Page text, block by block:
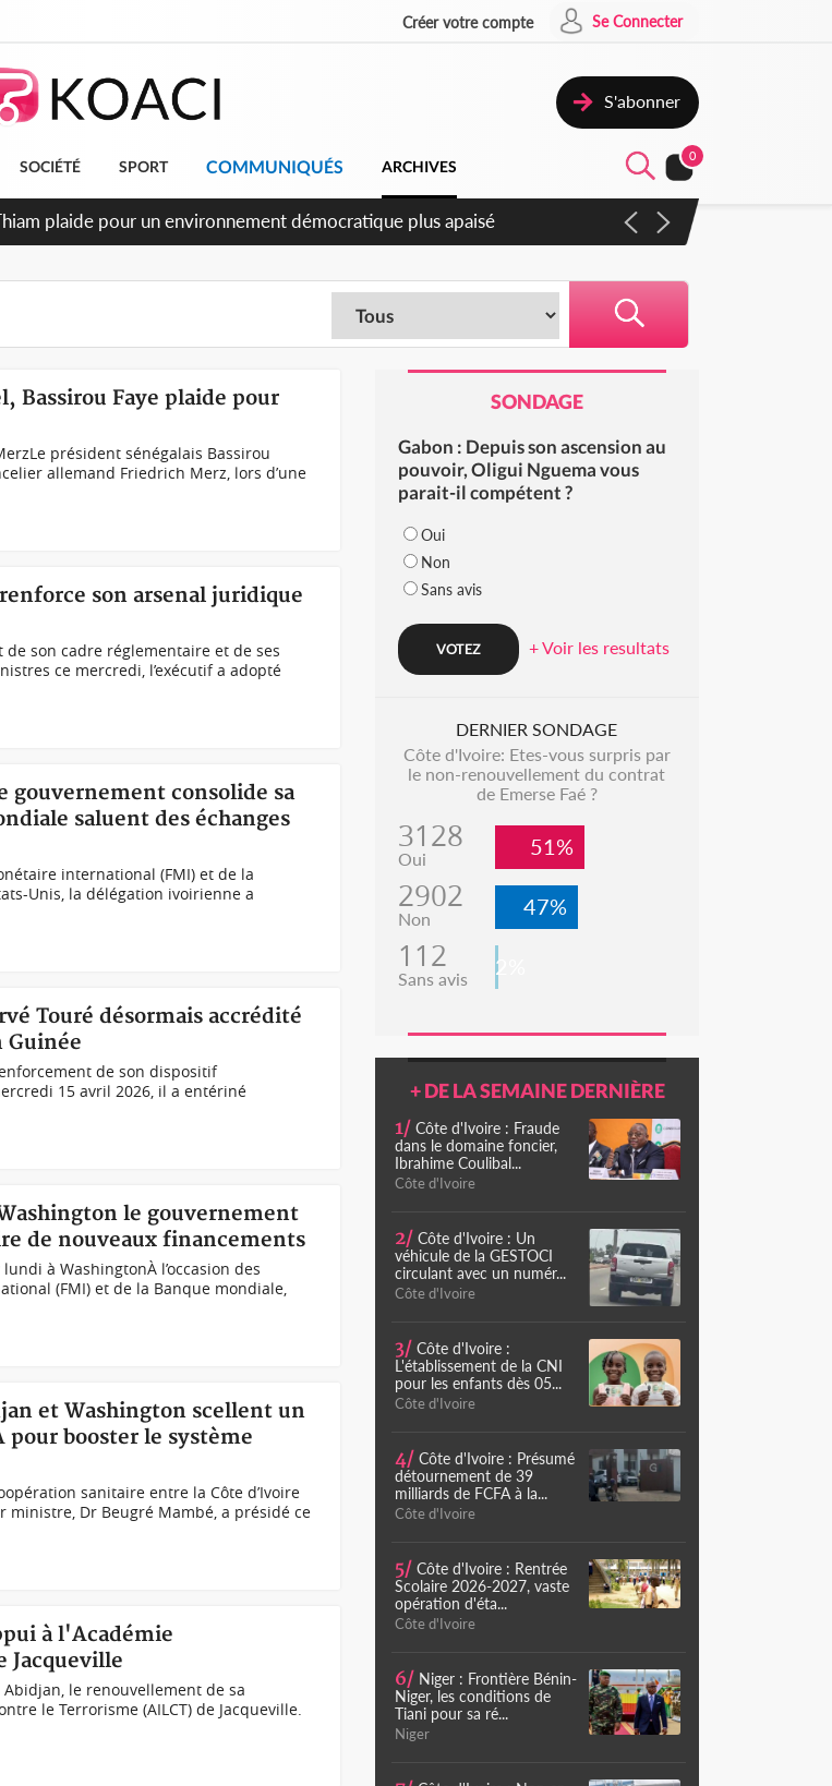
Créer votre compte Se Connecter
S'abonner
SOCIÉTÉ SPORT COMMUNIQUÉS ARCHIVES
0
plaide pour un environnement démocratique plus apaisé
Bassirou Faye plaide pour
président sénégalais Bassirou
allemand Friedrich Merz, lors d’une
son arsenal juridique
son cadre réglementaire et de ses
ce mercredi, l’exécutif a adopté
gouvernement consolide sa
saluent des échanges
international (FMI) et de la
Unis, la délégation ivoirienne a
Touré désormais accrédité
Guinée
de son dispositif
15 avril 2026, il a entériné
le gouvernement
de nouveaux financements
à WashingtonÀ l’occasion des
(FMI) et de la Banque mondiale,
et Washington scellent un
pour booster le système
sanitaire entre la Côte d’Ivoire
Dr Beugré Mambé, a présidé ce
à l'Académie
Jacqueville
Abidjan, le renouvellement de sa
le Terrorisme (AILCT) de Jacqueville.
SONDAGE
Gabon : Depuis son ascension au
pouvoir, Oligui Nguema vous
parait-il compétent ?
Oui
Non
Sans avis
+ Voir les resultats
DERNIER SONDAGE
Côte d'Ivoire: Etes-vous surpris par
le non-renouvellement du contrat
de Emerse Faé ?
3128
Oui 51%
2902
Non 47%
112
Sans avis 2%
+ DE LA SEMAINE DERNIÈRE
1/ Côte d'Ivoire : Fraude
dans le domaine foncier,
Ibrahime Coulibal...
Côte d'Ivoire
2/ Côte d'Ivoire : Un
véhicule de la GESTOCI
circulant avec un numér...
Côte d'Ivoire
3/ Côte d'Ivoire :
L'établissement de la CNI
pour les enfants dès 05...
Côte d'Ivoire
4/ Côte d'Ivoire : Présumé
détournement de 39
milliards de FCFA à la...
Côte d'Ivoire
5/ Côte d'Ivoire : Rentrée
Scolaire 2026-2027, vaste
opération d'éta...
Côte d'Ivoire
6/ Niger : Frontière Bénin-
Niger, les conditions de
Tiani pour sa ré...
Niger